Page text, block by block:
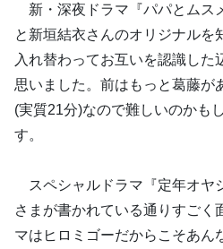
新・深夜ドラマ『パパとムス
と新垣結衣さんのオリジナルを
入れ替わってお互いを認識した
思いました。前はもっと葛藤が
(実質21分)なので難しいのかも
す。
スペシャルドラマ『定年オヤ
さまが書かれている通りすごく
マはヒロミゴーだからこそあん